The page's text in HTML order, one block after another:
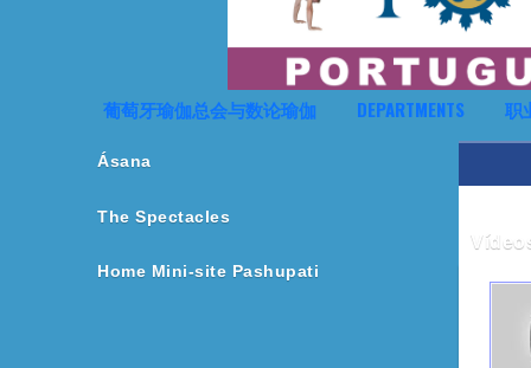
葡萄牙瑜伽总会与数论瑜伽 DEPARTMENTS 职
Ásana
The Spectacles
Home Mini-site Pashupati